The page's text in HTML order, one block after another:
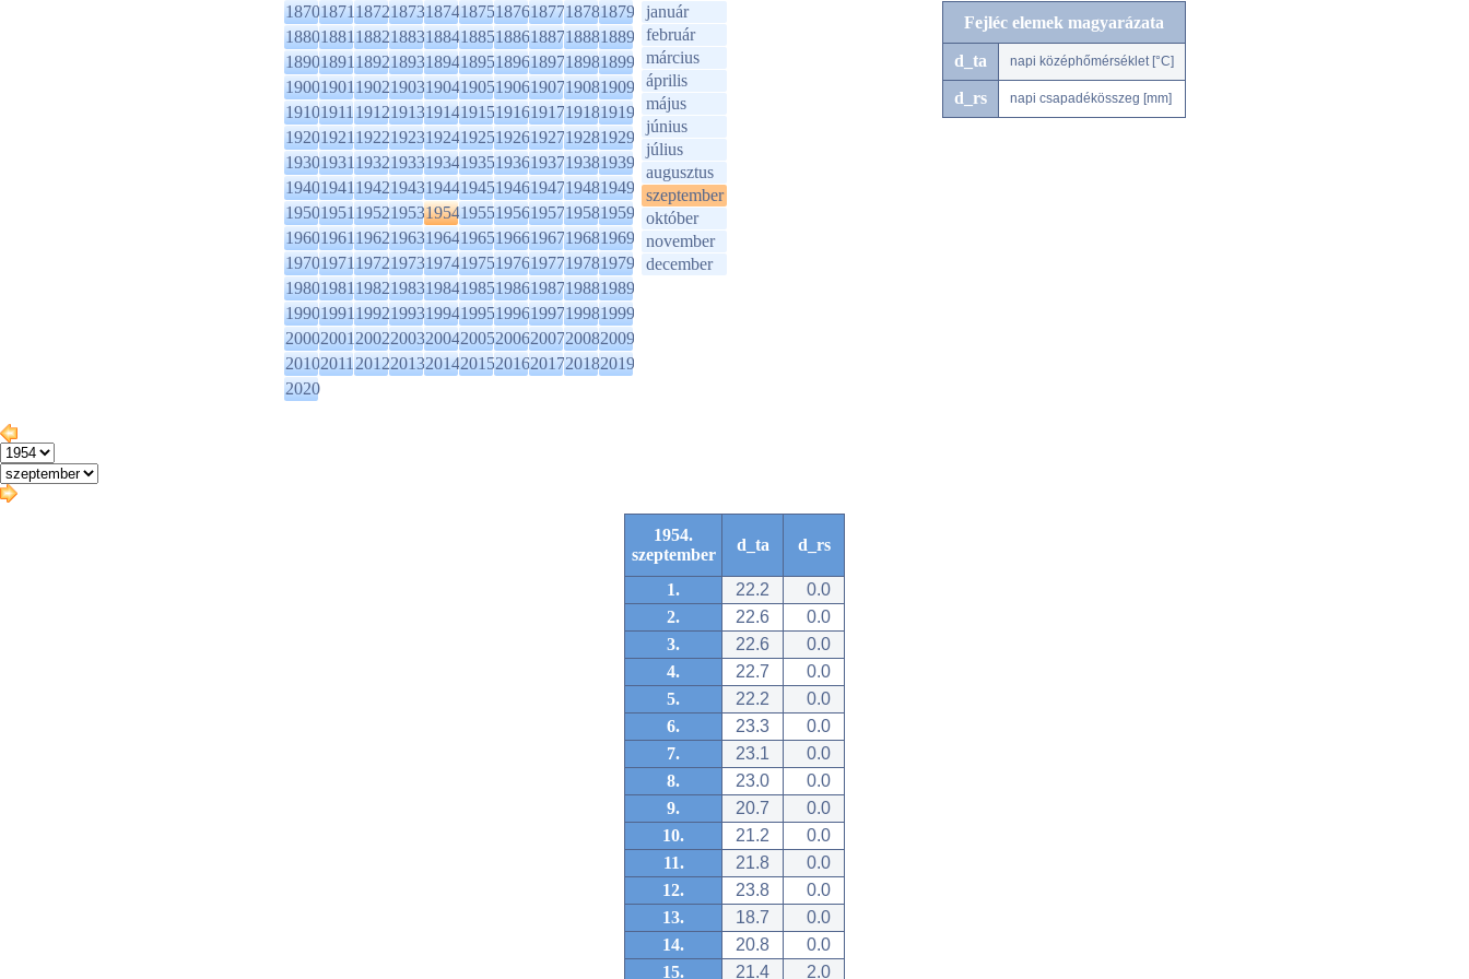
1870187118721873187418751876187718781879
1880188118821883188418851886188718881889
1890189118921893189418951896189718981899
1900190119021903190419051906190719081909
1910191119121913191419151916191719181919
1920192119221923192419251926192719281929
1930193119321933193419351936193719381939
1940194119421943194419451946194719481949
1950195119521953195419551956195719581959
1960196119621963196419651966196719681969
1970197119721973197419751976197719781979
1980198119821983198419851986198719881989
1990199119921993199419951996199719981999
2000200120022003200420052006200720082009
2010201120122013201420152016201720182019
2020
január
február
március
április
május
június
július
augusztus
szeptember
október
november
december
Fejléc elemek magyarázata
d_ta napi középhőmérséklet [°C]
d_rs napi csapadékösszeg [mm]
1954.
szeptember
d_ta d_rs
1. 22.2
0.0
2.
22.6
0.0
3.
22.6
0.0
4.
22.7
0.0
5.
22.2
0.0
6.
23.3
0.0
7.
23.1
0.0
8.
23.0
0.0
9.
20.7
0.0
10.
21.2
0.0
11.
21.8
0.0
12.
23.8
0.0
13.
18.7
0.0
14.
20.8
0.0
15.
21.4 2.0